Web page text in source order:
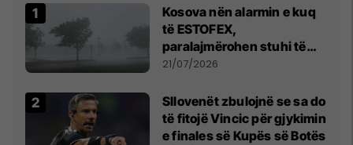
Kosova nën alarmin e kuq
të ESTOFEX,
paralajmërohen stuhi të
fuqishme me breshër dhe
21/07/2026
Sllovenët zbulojnë se sa do
të fitojë Vincic për gjykimin
e finales së Kupës së Botës